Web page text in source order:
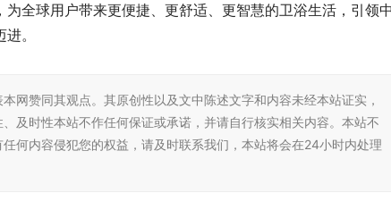
全球用户带来更便捷、更舒适、更智慧的卫浴生活，引领中
。
网赞同其观点。其原创性以及文中陈述文字和内容未经本站证实，
及时性本站不作任何保证或承诺，并请自行核实相关内容。本站不
何内容侵犯您的权益，请及时联系我们，本站将会在24小时内处理